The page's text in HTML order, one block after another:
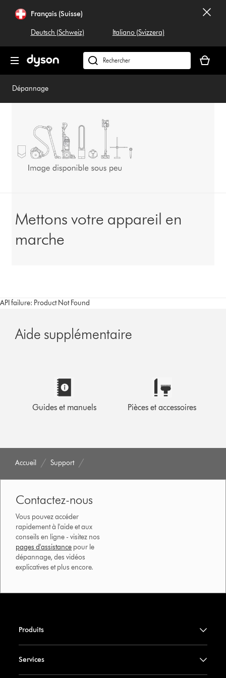
Français (Suisse)
Deutsch (Schweiz) Italiano (Svizzera)
Rechercher
dyson.ch
panier
est
Dépannage
Mettons votre appareil en
marche
API failure: Product Not Found
Aide supplémentaire
Guides et manuels Pièces et accessoires
Accueil Support
Contactez-nous
Vous pouvez accéder
rapidement à l'aide et aux
conseils en ligne - visitez nos
pages d'assistance pour le
dépannage, des vidéos
explicatives et plus encore.
Produits
Services